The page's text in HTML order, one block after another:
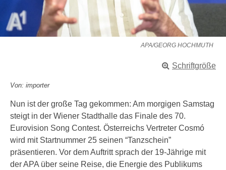
APA/GEORG HOCHMUTH
Schriftgröße
Von: importer
Nun ist der große Tag gekommen: Am morgigen Samstag
steigt in der Wiener Stadthalle das Finale des 70.
Eurovision Song Contest. Österreichs Vertreter Cosmó
wird mit Startnummer 25 seinen “Tanzschein”
präsentieren. Vor dem Auftritt sprach der 19-Jährige mit
der APA über seine Reise, die Energie des Publikums